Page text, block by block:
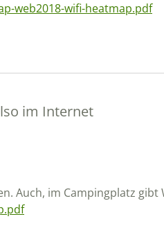
web2018-wifi-heatmap.pdf
im Internet
Auch, im Campingplatz